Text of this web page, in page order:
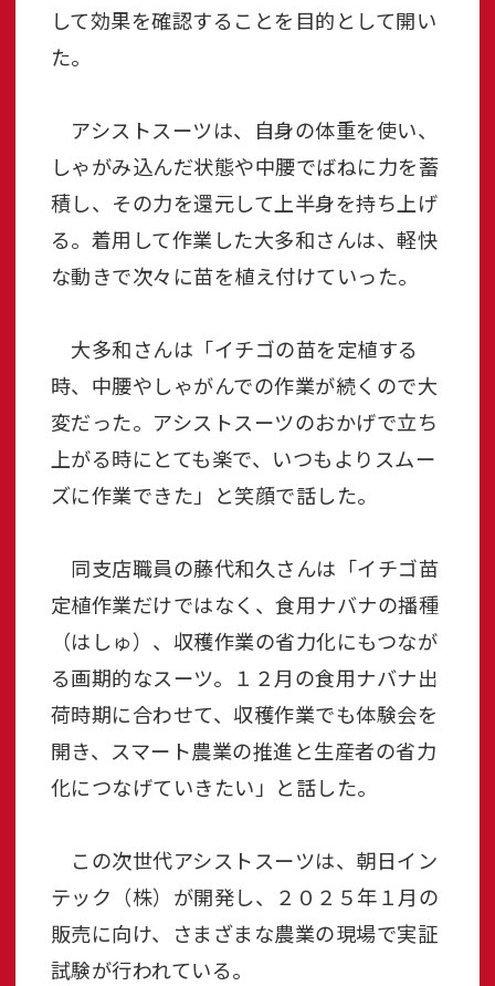
して効果を確認することを目的として開い
た。
アシストスーツは、自身の体重を使い、
しゃがみ込んだ状態や中腰でばねに力を蓄
積し、その力を還元して上半身を持ち上げ
る。着用して作業した大多和さんは、軽快
な動きで次々に苗を植え付けていった。
大多和さんは「イチゴの苗を定植する
時、中腰やしゃがんでの作業が続くので大
変だった。アシストスーツのおかげで立ち
上がる時にとても楽で、いつもよりスムー
ズに作業できた」と笑顔で話した。
同支店職員の藤代和久さんは「イチゴ苗
定植作業だけではなく、食用ナバナの播種
（はしゅ）、収穫作業の省力化にもつなが
る画期的なスーツ。１２月の食用ナバナ出
荷時期に合わせて、収穫作業でも体験会を
開き、スマート農業の推進と生産者の省力
化につなげていきたい」と話した。
この次世代アシストスーツは、朝日イン
テック（株）が開発し、２０２５年１月の
販売に向け、さまざまな農業の現場で実証
試験が行われている。